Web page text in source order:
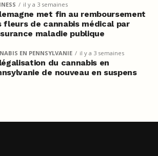
il y a 3 semaines
met fin au remboursement
fleurs de cannabis médical par
maladie publique
EN PENNSYLVANIE il y a 3 semaines
du cannabis en
de nouveau en suspens